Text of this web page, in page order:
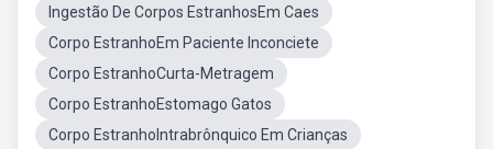
Ingestão De Corpos EstranhosEm Caes
Corpo EstranhoEm Paciente Inconciete
Corpo EstranhoCurta-Metragem
Corpo EstranhoEstomago Gatos
Corpo EstranhoIntrabrônquico Em Crianças